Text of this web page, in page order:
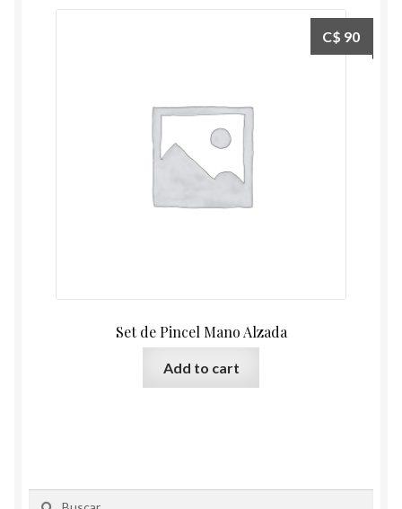
Set de Pincel Mano Alzada
C$ 90
Add to cart